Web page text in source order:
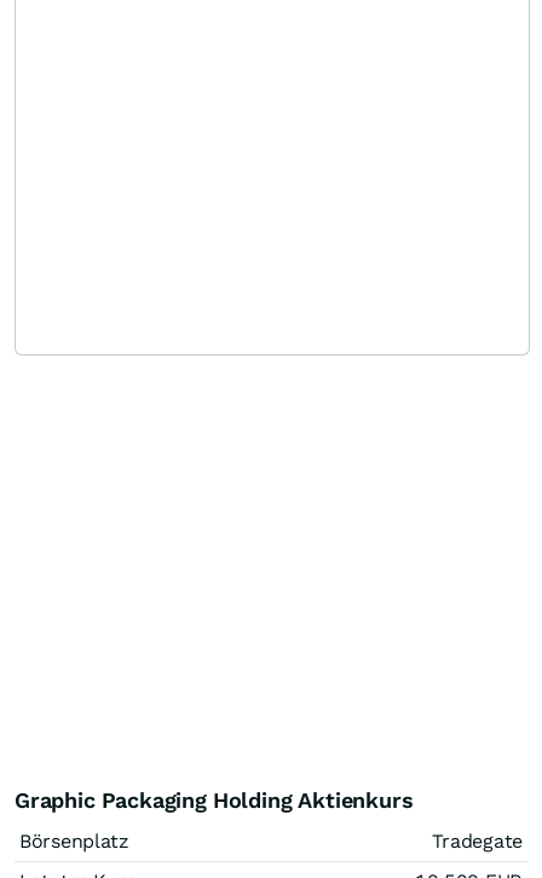
Graphic Packaging Holding Aktienkurs
Börsenplatz
Tradegate